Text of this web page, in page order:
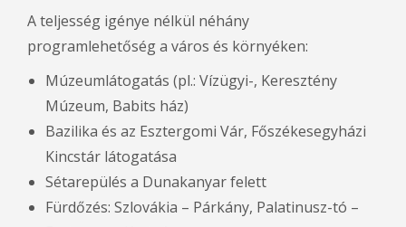
A teljesség igénye nélkül néhány
programlehetőség a város és környéken:
Múzeumlátogatás (pl.: Vízügyi-, Keresztény
Múzeum, Babits ház)
Bazilika és az Esztergomi Vár, Főszékesegyházi
Kincstár látogatása
Sétarepülés a Dunakanyar felett
Fürdőzés: Szlovákia – Párkány, Palatinusz-tó –